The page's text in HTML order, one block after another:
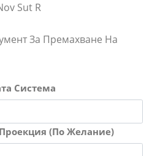
Sut R
За Премахване На
Система
(По Желание)